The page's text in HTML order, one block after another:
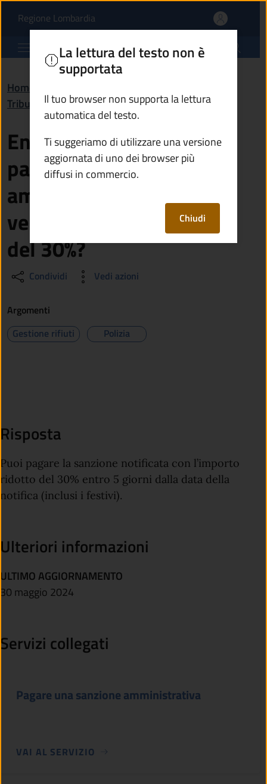
Entro quanti giorni
Regione Lombardia(apre in un'altra scheda).
Comune di Berzo Demo
Home
Tributi, finanze e contravvenzioni
Entro quanti giorni devo
pagare la sanzione
amministrativa per poter
versare l’importo ridotto
del 30%?
Condividi Vedi azioni
La lettura del testo non è
supportata
Il tuo browser non supporta la lettura
automatica del testo.
Ti suggeriamo di utilizzare una versione
aggiornata di uno dei browser più
diffusi in commercio.
Chiudi
Argomenti
Gestione rifiuti
Polizia
Risposta
Puoi pagare la sanzione notificata con l’importo
ridotto del 30% entro 5 giorni dalla data della
notifica (inclusi i festivi).
Ulteriori informazioni
ULTIMO AGGIORNAMENTO
30 maggio 2024
Servizi collegati
Pagare una sanzione amministrativa
VAI AL SERVIZIO